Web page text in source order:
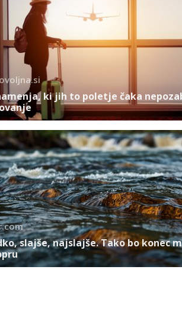
ki jih to poletje čaka
slajše, najslajše. Tako bo konec